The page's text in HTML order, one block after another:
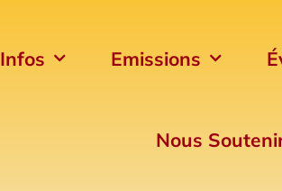
Infos Emissions
Nous